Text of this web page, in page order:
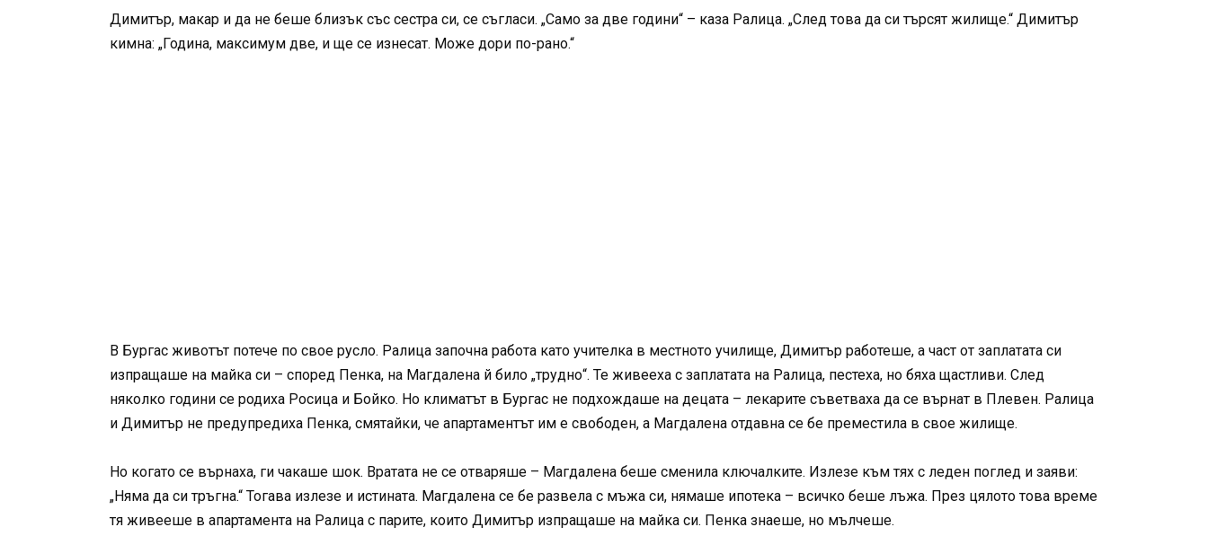
Димитър, макар и да не беше близък със сестра си, се съгласи. „Само за две години“ – каза Ралица. „След това да си търсят жилище.“ Димитър
кимна: „Година, максимум две, и ще се изнесат. Може дори по-рано.“
В Бургас животът потече по свое русло. Ралица започна работа като учителка в местното училище, Димитър работеше, а част от заплатата си
изпращаше на майка си – според Пенка, на Магдалена й било „трудно“. Те живееха с заплатата на Ралица, пестеха, но бяха щастливи. След
няколко години се родиха Росица и Бойко. Но климатът в Бургас не подхождаше на децата – лекарите съветваха да се върнат в Плевен. Ралица
и Димитър не предупредиха Пенка, смятайки, че апартаментът им е свободен, а Магдалена отдавна се бе преместила в свое жилище.
Но когато се върнаха, ги чакаше шок. Вратата не се отваряше – Магдалена беше сменила ключалките. Излезе към тях с леден поглед и заяви:
„Няма да си тръгна.“ Тогава излезе и истината. Магдалена се бе развела с мъжа си, нямаше ипотека – всичко беше лъжа. През цялото това време
тя живееше в апартамента на Ралица с парите, които Димитър изпращаше на майка си. Пенка знаеше, но мълчеше.